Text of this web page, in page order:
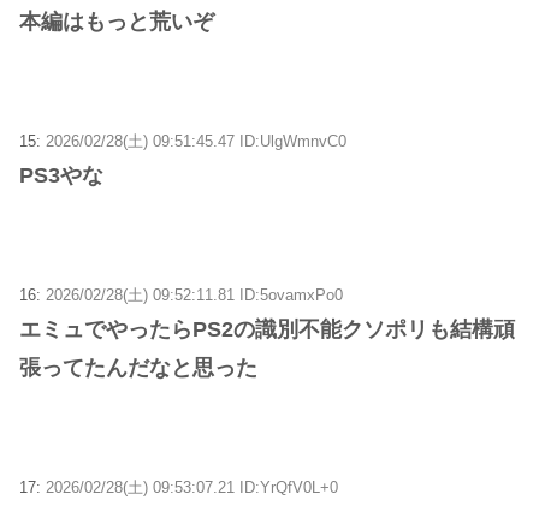
本編はもっと荒いぞ
15: 2026/02/28(土) 09:51:45.47 ID:UlgWmnvC0
PS3やな
16: 2026/02/28(土) 09:52:11.81 ID:5ovamxPo0
エミュでやったらPS2の識別不能クソポリも結構頑
張ってたんだなと思った
17: 2026/02/28(土) 09:53:07.21 ID:YrQfV0L+0